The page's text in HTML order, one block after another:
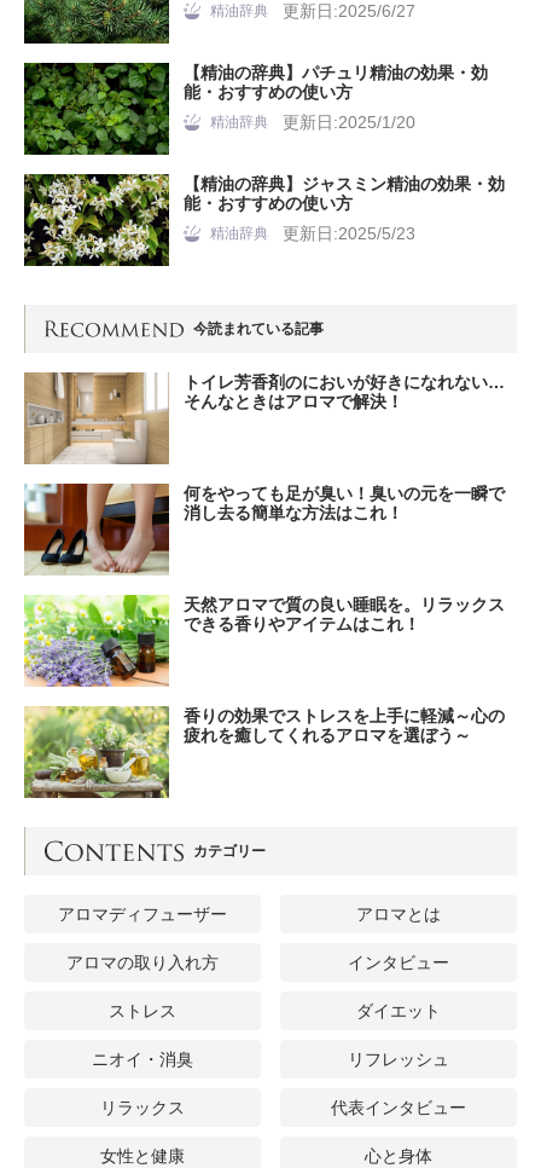
精油辞典 更新日:2025/6/27
【精油の辞典】パチュリ精油の効果・効
能・おすすめの使い方
精油辞典 更新日:2025/1/20
【精油の辞典】ジャスミン精油の効果・効
能・おすすめの使い方
精油辞典 更新日:2025/5/23
今読まれている記事
トイレ芳香剤のにおいが好きになれない…
そんなときはアロマで解決！
何をやっても足が臭い！臭いの元を一瞬で
消し去る簡単な方法はこれ！
天然アロマで質の良い睡眠を。リラックス
できる香りやアイテムはこれ！
香りの効果でストレスを上手に軽減～心の
疲れを癒してくれるアロマを選ぼう～
カテゴリー
アロマディフューザー アロマとは
アロマの取り入れ方 インタビュー
ストレス ダイエット
ニオイ・消臭 リフレッシュ
リラックス 代表インタビュー
女性と健康 心と身体